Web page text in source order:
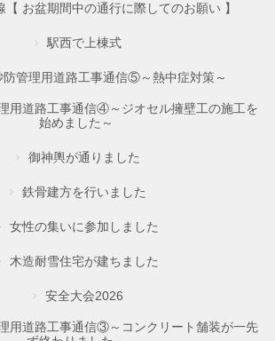
【 お盆期間中の通行に際してのお願い 】
駅西で上棟式
防管理用道路工事通信⑤～熱中症対策～
用道路工事通信④～ジオセル擁壁工の施工を
始めました～
御神輿が通りました
鉄骨建方を行いました
女性の集いに参加しました
木造耐雪住宅が建ちました
安全大会2026
用道路工事通信③～コンクリート舗装が一先